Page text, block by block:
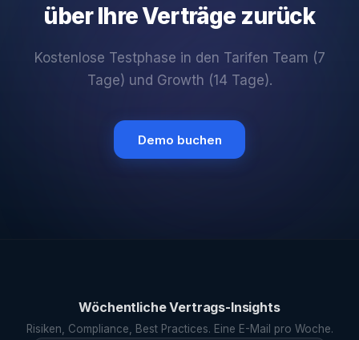
über Ihre Verträge zurück
Kostenlose Testphase in den Tarifen Team (7
Tage) und Growth (14 Tage).
Demo buchen
Wöchentliche Vertrags-Insights
Risiken, Compliance, Best Practices. Eine E-Mail pro Woche.